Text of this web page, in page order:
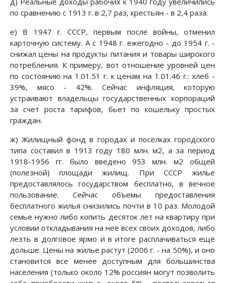
по сравнению с 1913 г. в 2,7 раз, крестьян - в 2,4 раза.
е) В 1947 г. СССР, первым после войны, отменил
карточную систему. А с 1948 г. ежегодно - до 1954 г. -
снижал цены на продукты питания и товары широкого
потребления. К примеру, вот отношение уровней цен
по состоянию на 1.01.51 г. к ценам на 1.01.46 г.: хлеб -
39%, мясо - 42%. Сейчас инфляция, которую
устраивают владельцы государственных корпораций
за счет роста тарифов, бьет по кошельку простых
граждан.
ж) Жилищный фонд в городах и посёлках городского
типа составил в 1913 году 180 млн. м2, а за период
1918-1956 гг. было введено 953 млн. м2 общей
(полезной) площади жилищ. При СССР жилье
предоставлялось государством бесплатно, в вечное
пользование. Сейчас объемы предоставления
бесплатного жилья снизились почти в 10 раз. Молодой
семье нужно либо копить десяток лет на квартиру при
условии откладывания на неё всех своих доходов, либо
лезть в долговое ярмо и в итоге расплачиваться ещё
дольше. Цены на жилье растут (2006 г. - на 50%), и оно
становится все менее доступным для большинства
населения (только около 12% россиян могут позволить